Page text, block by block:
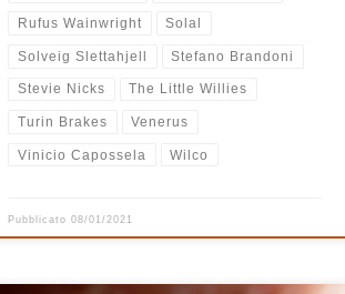
Rufus Wainwright Solal
Solveig Slettahjell Stefano Brandoni
Stevie Nicks The Little Willies
Turin Brakes Venerus
Vinicio Capossela Wilco
Pubblicato08/01/2021